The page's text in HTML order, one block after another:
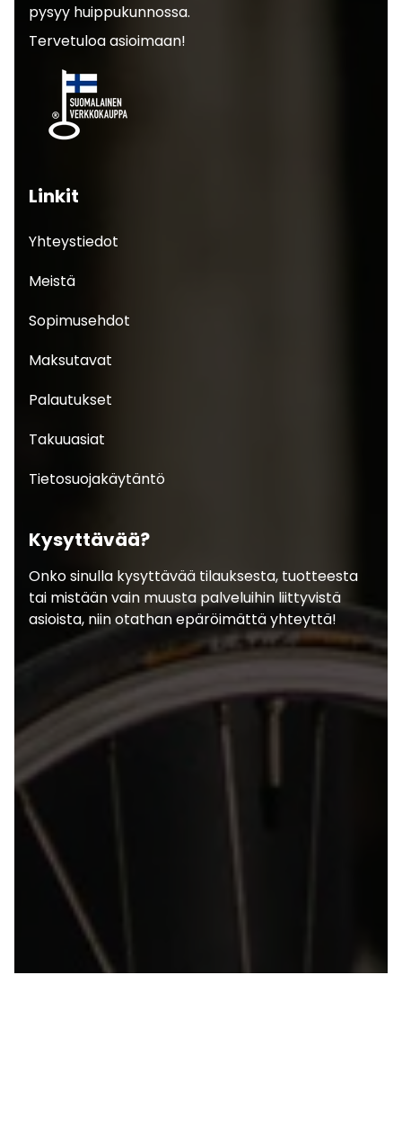
pysyy huippukunnossa.
Tervetuloa asioimaan!
Linkit
Yhteystiedot
Meistä
Sopimusehdot
Maksutavat
Palautukset
Takuuasiat
Tietosuojakäytäntö
Kysyttävää?
Onko sinulla kysyttävää tilauksesta, tuotteesta
tai mistään vain muusta palveluihin liittyvistä
asioista, niin otathan epäröimättä yhteyttä!